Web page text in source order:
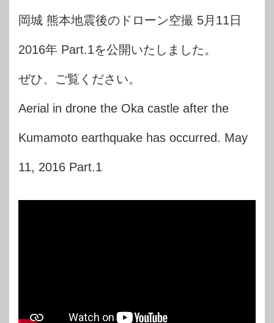
岡城 熊本地震後のドローン空撮 5月11日
2016年 Part.1を公開いたしました。
ぜひ、ご覧ください。
Aerial in drone the Oka castle after the
Kumamoto earthquake has occurred. May
11, 2016 Part.1